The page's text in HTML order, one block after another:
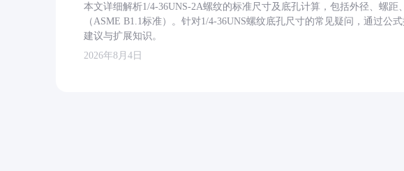
本文详细解析1/4-36UNS-2A螺纹的标准尺寸及底孔计算，包括外径、螺
（ASME B1.1标准）。针对1/4-36UNS螺纹底孔尺寸的常见疑问，通过公
建议与扩展知识。
2026年8月4日